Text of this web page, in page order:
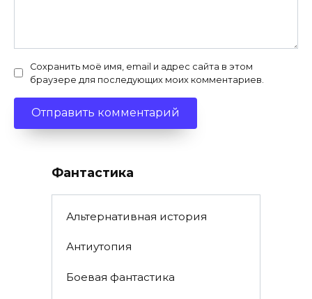
Сохранить моё имя, email и адрес сайта в этом
браузере для последующих моих комментариев.
Фантастика
Альтернативная история
Антиутопия
Боевая фантастика